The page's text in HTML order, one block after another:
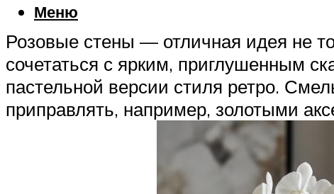
Меню
Розовые стены — отличная идея не
сочетаться с ярким, приглушенным
пастельной версии стиля ретро.
приправлять, например, золотыми